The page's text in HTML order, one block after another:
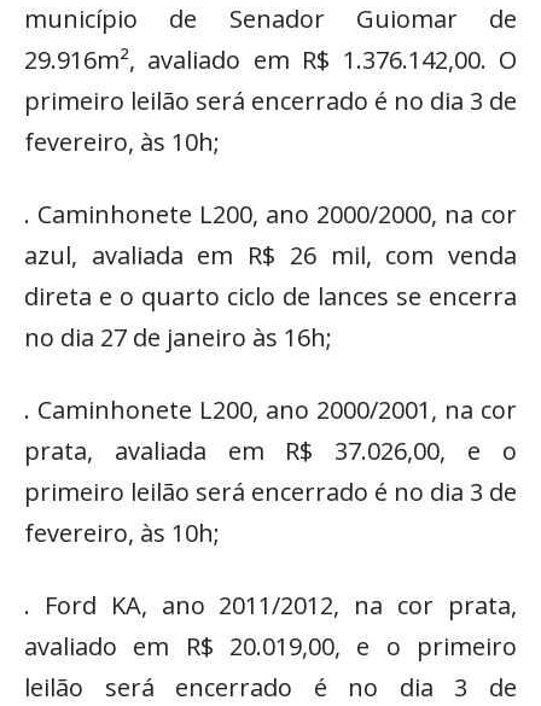
município de Senador Guiomar de
29.916m², avaliado em R$ 1.376.142,00. O
primeiro leilão será encerrado é no dia 3 de
fevereiro, às 10h;
. Caminhonete L200, ano 2000/2000, na cor
azul, avaliada em R$ 26 mil, com venda
direta e o quarto ciclo de lances se encerra
no dia 27 de janeiro às 16h;
. Caminhonete L200, ano 2000/2001, na cor
prata, avaliada em R$ 37.026,00, e o
primeiro leilão será encerrado é no dia 3 de
fevereiro, às 10h;
. Ford KA, ano 2011/2012, na cor prata,
avaliado em R$ 20.019,00, e o primeiro
leilão será encerrado é no dia 3 de